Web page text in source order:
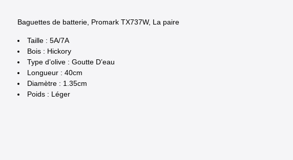
Baguettes de batterie, Promark TX737W, La paire
Taille : 5A/7A
Bois : Hickory
Type d’olive : Goutte D’eau
Longueur : 40cm
Diamètre : 1.35cm
Poids : Léger